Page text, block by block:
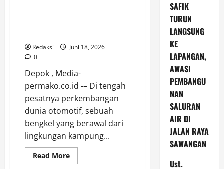
Redaksi
Juni 18, 2026
0
Depok , Media-
permako.co.id -– Di tengah
pesatnya perkembangan
dunia otomotif, sebuah
bengkel yang berawal dari
lingkungan kampung...
Read MoreRead
more
SAFIK
TURUN
LANGSUNG
KE
LAPANGAN,
AWASI
PEMBANGU
NAN
SALURAN
AIR DI
JALAN RAYA
SAWANGAN
Ust.